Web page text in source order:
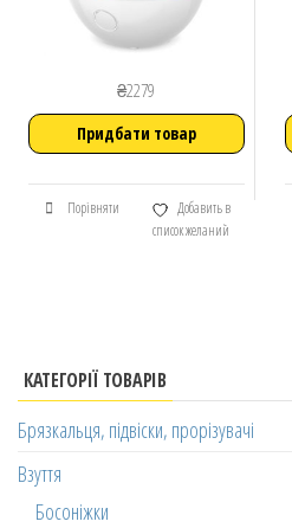
₴2279
Придбати товар
Порівняти
Добавить в
список желаний
КАТЕГОРІЇ ТОВАРІВ
Брязкальця, підвіски, прорізувачі
Взуття
Босоніжки